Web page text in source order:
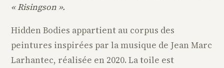
« Risingson ».
Hidden Bodies appartient au corpus des
peintures inspirées par la musique de Jean Marc
Larhantec, réalisée en 2020. La toile est